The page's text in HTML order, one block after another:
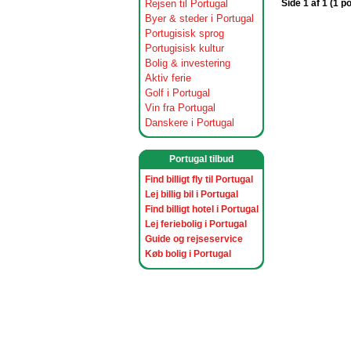
Rejsen til Portugal
Byer & steder i Portugal
Portugisisk sprog
Portugisisk kultur
Bolig & investering
Aktiv ferie
Golf i Portugal
Vin fra Portugal
Danskere i Portugal
Portugal tilbud
Find billigt fly til Portugal
Lej billig bil i Portugal
Find billigt hotel i Portugal
Lej feriebolig i Portugal
Guide og rejseservice
Køb bolig i Portugal
Side 1 af 1 (1